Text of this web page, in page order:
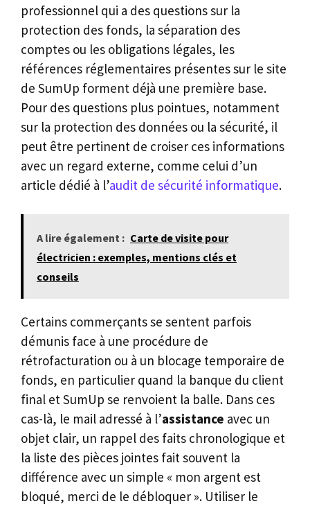
professionnel qui a des questions sur la
protection des fonds, la séparation des
comptes ou les obligations légales, les
références réglementaires présentes sur le site
de SumUp forment déjà une première base.
Pour des questions plus pointues, notamment
sur la protection des données ou la sécurité, il
peut être pertinent de croiser ces informations
avec un regard externe, comme celui d’un
article dédié à l’audit de sécurité informatique.
A lire également : Carte de visite pour
électricien : exemples, mentions clés et
conseils
Certains commerçants se sentent parfois
démunis face à une procédure de
rétrofacturation ou à un blocage temporaire de
fonds, en particulier quand la banque du client
final et SumUp se renvoient la balle. Dans ces
cas-là, le mail adressé à l’assistance avec un
objet clair, un rappel des faits chronologique et
la liste des pièces jointes fait souvent la
différence avec un simple « mon argent est
bloqué, merci de le débloquer ». Utiliser le